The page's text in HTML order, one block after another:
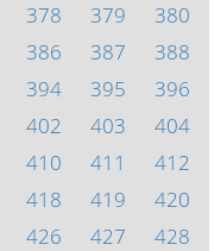
378 379
380
386 387
388
394 395
396
402 403
404
410 411
412
418 419
420
426 427
428